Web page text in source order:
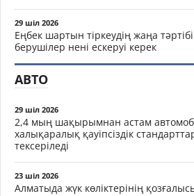
29 шіл 2026
Еңбек шартын тіркеудің жаңа
берушілер нені ескеруі керек
АВТО
29 шіл 2026
2,4 мың шақырымнан астам
халықаралық қауіпсіздік
тексеріледі
23 шіл 2026
Алматыда жүк көліктерінің